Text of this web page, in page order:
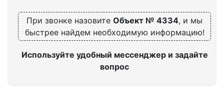
При звонке назовите Объект № 4334, и мы
быстрее найдем необходимую информацию!
Используйте удобный мессенджер и задайте
вопрос